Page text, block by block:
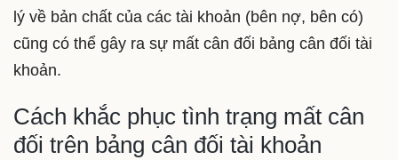
lý về bản chất của các tài khoản (bên nợ, bên có)
cũng có thể gây ra sự mất cân đối bảng cân đối tài
khoản.
Cách khắc phục tình trạng mất cân
đối trên bảng cân đối tài khoản